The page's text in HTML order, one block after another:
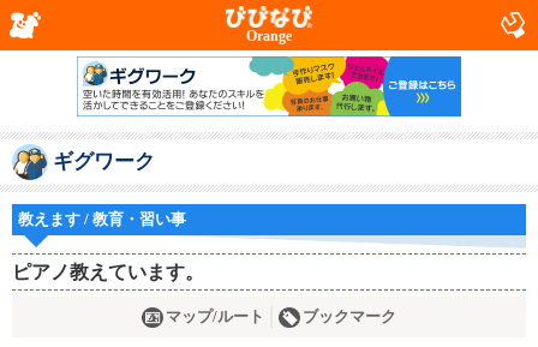
Orange
ギグワーク
教えます / 教育・習い事
ピアノ教えています。
マップ/ルート ブックマーク